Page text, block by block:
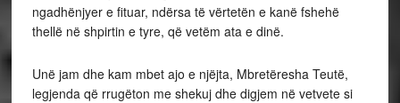
ngadhënjyer e fituar, ndërsa të vërtetën e kanë fshehë
thellë në shpirtin e tyre, që vetëm ata e dinë.
Unë jam dhe kam mbet ajo e njëjta, Mbretëresha Teutë,
legjenda që rrugëton me shekuj dhe digjem në vetvete si